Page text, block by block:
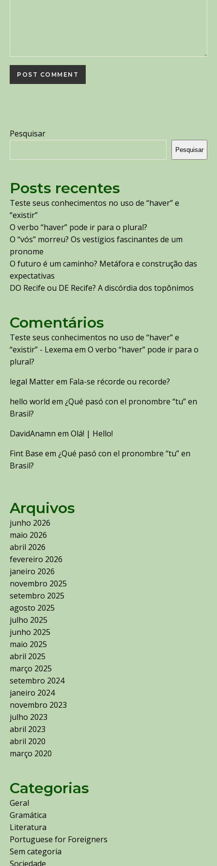
Pesquisar
Pesquisar
Posts recentes
Teste seus conhecimentos no uso de “haver” e
“existir”
O verbo “haver” pode ir para o plural?
O “vós” morreu? Os vestígios fascinantes de um
pronome
O futuro é um caminho? Metáfora e construção das
expectativas
DO Recife ou DE Recife? A discórdia dos topônimos
Comentários
Teste seus conhecimentos no uso de “haver” e
“existir” - Lexema em O verbo “haver” pode ir para o
plural?
legal Matterem Fala-se récorde ou recorde?
hello world em ¿Qué pasó con el pronombre “tu” en
Brasil?
DavidAnamn em Olá! | Hello!
Fint Base em ¿Qué pasó con el pronombre “tu” en
Brasil?
Arquivos
junho 2026
maio 2026
abril 2026
fevereiro 2026
janeiro 2026
novembro 2025
setembro 2025
agosto 2025
julho 2025
junho 2025
maio 2025
abril 2025
março 2025
setembro 2024
janeiro 2024
novembro 2023
julho 2023
abril 2023
abril 2020
março 2020
Categorias
Geral
Gramática
Literatura
Portuguese for Foreigners
Sem categoria
Sociedade